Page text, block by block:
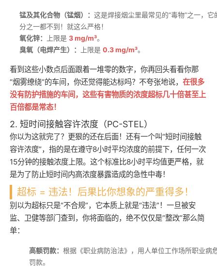
锰及其化合物（锰烟）： 这是焊接烟尘里最常见的“毒物”之一，它
分之一都不到！就这么严格！
氧化锌：
上限是 3 mg/m³。
臭氧（电焊产生）：
上限是 0.3 mg/m³。
看到这些小数点后面跟着一堆零的数字，你再回头看看你那
“烟雾缭绕”的车间，你还觉得能达标吗？不夸张地说， 在很多
没有防护措施的车间，这些有害物质的浓度超标几十倍甚至上
百倍都是常态！
2. 短时间接触容许浓度（PC-STEL）
你以为这就完了？更狠的还在后面！还有一个叫“短时间接触
容许浓度”，指的是在遵守8小时平均浓度的前提下，任何一次
15分钟的接触浓度上限。这个标准比8小时平均值更严格，就
是为了防止短时间内高浓度暴露造成的急性中毒！
超标 = 违法！后果比你想象的严重得多！
别以为超标只是“不合规”，它本质上就是“违法”！一旦被安
监、卫健等部门查到，你将面临的，绝不仅仅是“整改”那么简
单：
高额罚款： 根据《职业病防治法》，用人单位工作场所职业
罚款。